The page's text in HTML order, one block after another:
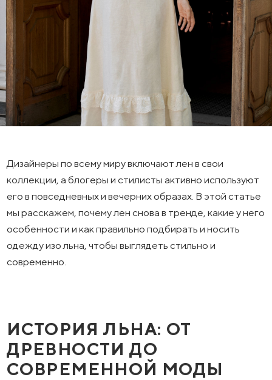
Дизайнеры по всему миру включают лен в свои
коллекции, а блогеры и стилисты активно используют
его в повседневных и вечерних образах. В этой статье
мы расскажем, почему лен снова в тренде, какие у него
особенности и как правильно подбирать и носить
одежду изо льна, чтобы выглядеть стильно и
современно.
ИСТОРИЯ ЛЬНА: ОТ
ДРЕВНОСТИ ДО
СОВРЕМЕННОЙ МОДЫ